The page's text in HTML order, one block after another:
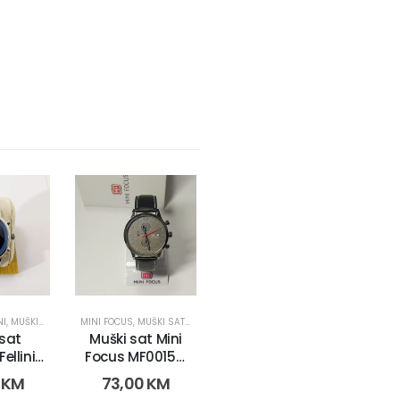
, MUŠKI SATOVI
5)
KM
MINI FOCUS, MUŠKI SATOVI
Muški sat Mini
Focus MF0015G
(9186 -1)
73,00KM